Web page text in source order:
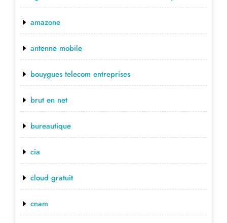
amazone
antenne mobile
bouygues telecom entreprises
brut en net
bureautique
cia
cloud gratuit
cnam